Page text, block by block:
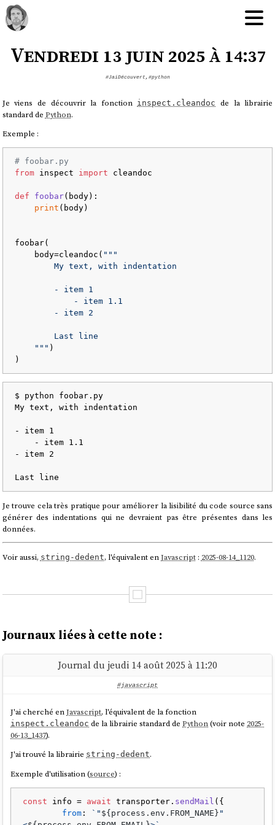
Vendredi 13 juin 2025 à 14:37
#JaiDécouvert, #python
Je viens de découvrir la fonction inspect.cleandoc de la librairie
standard de Python.
Exemple :
# foobar.py
from inspect import cleandoc
def foobar( body):
print (body)
foobar(
    body=cleandoc(
"""
    """
)
$ python foobar.py
My text, with indentation
- item 1
- item 2
Je trouve cela très pratique pour améliorer la lisibilité du code source sans
générer des indentations qui ne devraient pas être présentes dans les
données.
Voir aussi, string-dedent, l'équivalent enJavascript: 2025-08-14_1120.
Journaux liées à cette note :
Journal du jeudi 14 août 2025 à 11:20
#javascript
J'ai cherché enJavascript, l'équivalent de la fonction
inspect.cleandoc de la librairie standard dePython(voir note 2025-
06-13_1437).
J'ai trouvé la librairie string-dedent.
Exemple d'utilisation (source) :
const info = await transporter. sendMail ({
from : `" ${process.env.FROM_NAME} "